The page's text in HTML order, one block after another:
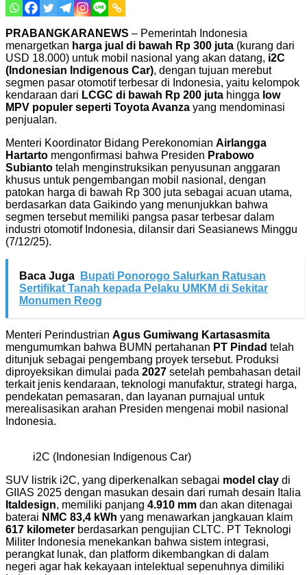
PRABANGKARANEWS – Pemerintah Indonesia
menargetkan harga jual di bawah Rp 300 juta (kurang dari
USD 18.000) untuk mobil nasional yang akan datang, i2C
(Indonesian Indigenous Car), dengan tujuan merebut
segmen pasar otomotif terbesar di Indonesia, yaitu kelompok
kendaraan dari LCGC di bawah Rp 200 juta hingga low
MPV populer seperti Toyota Avanza yang mendominasi
penjualan.
Menteri Koordinator Bidang Perekonomian Airlangga
Hartarto mengonfirmasi bahwa Presiden Prabowo
Subianto telah menginstruksikan penyusunan anggaran
khusus untuk pengembangan mobil nasional, dengan
patokan harga di bawah Rp 300 juta sebagai acuan utama,
berdasarkan data Gaikindo yang menunjukkan bahwa
segmen tersebut memiliki pangsa pasar terbesar dalam
industri otomotif Indonesia, dilansir dari Seasianews Minggu
(7/12/25).
Baca Juga
Bupati Ponorogo Salurkan Ratusan
Sertifikat Tanah kepada Pelaku UMKM di Sekitar
Monumen Reog
Menteri Perindustrian Agus Gumiwang Kartasasmita
mengumumkan bahwa BUMN pertahanan PT Pindad telah
ditunjuk sebagai pengembang proyek tersebut. Produksi
diproyeksikan dimulai pada 2027 setelah pembahasan detail
terkait jenis kendaraan, teknologi manufaktur, strategi harga,
pendekatan pemasaran, dan layanan purnajual untuk
merealisasikan arahan Presiden mengenai mobil nasional
Indonesia.
i2C (Indonesian Indigenous Car)
SUV listrik i2C, yang diperkenalkan sebagai model clay di
GIIAS 2025 dengan masukan desain dari rumah desain Italia
Italdesign, memiliki panjang 4.910 mm dan akan ditenagai
baterai NMC 83,4 kWh yang menawarkan jangkauan klaim
617 kilometer berdasarkan pengujian CLTC. PT Teknologi
Militer Indonesia menekankan bahwa sistem integrasi,
perangkat lunak, dan platform dikembangkan di dalam
negeri agar hak kekayaan intelektual sepenuhnya dimiliki